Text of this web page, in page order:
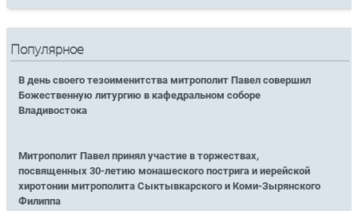
Популярное
В день своего тезоименитства митрополит Павел совершил
Божественную литургию в кафедральном соборе
Владивостока
Митрополит Павел принял участие в торжествах,
посвященных 30-летию монашеского пострига и иерейской
хиротонии митрополита Сыктывкарского и Коми-Зырянского
Филиппа